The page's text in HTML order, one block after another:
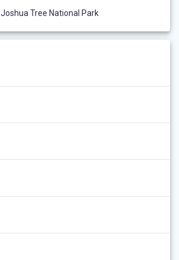
Joshua Tree National Park